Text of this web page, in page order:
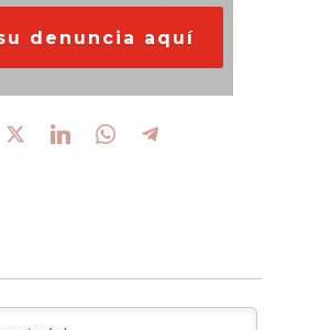
denuncia aquí